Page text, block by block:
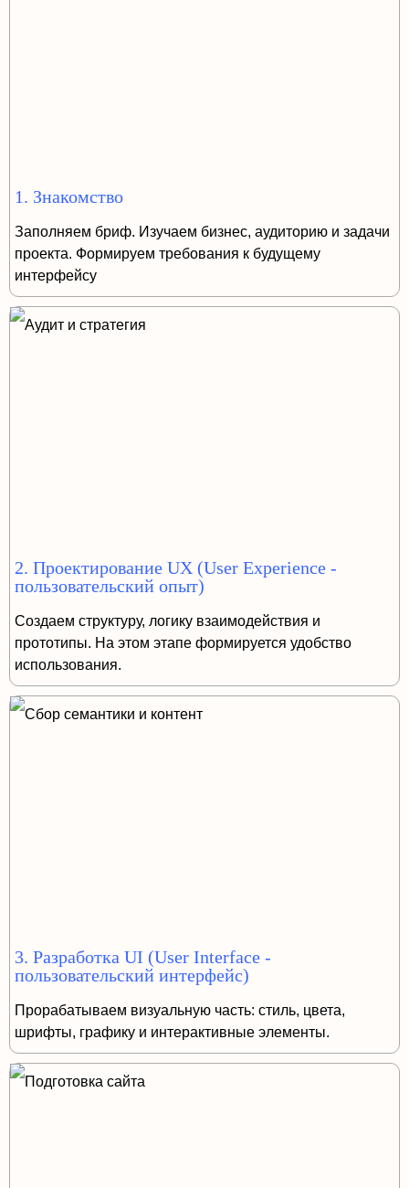
1. Знакомство
Заполняем бриф. Изучаем бизнес, аудиторию и задачи
проекта. Формируем требования к будущему
интерфейсу
2. Проектирование UX (User Experience -
пользовательский опыт)
Создаем структуру, логику взаимодействия и
прототипы. На этом этапе формируется удобство
использования.
3. Разработка UI (User Interface -
пользовательский интерфейс)
Прорабатываем визуальную часть: стиль, цвета,
шрифты, графику и интерактивные элементы.